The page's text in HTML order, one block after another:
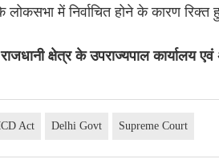
में निर्वाचित होने के कारण रिक्त
क्षेत्र के उपराज्यपाल कार्यालय
Act Delhi Govt Supreme Court